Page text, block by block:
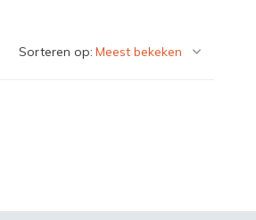
Sorteren op: